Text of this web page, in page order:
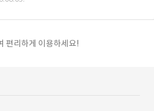
편리하게 이용하세요!